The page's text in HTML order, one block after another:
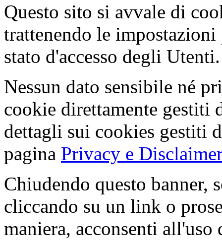
Questo sito si avvale di
trattenendo le
stato d'accesso degli Utenti.
Nessun dato sensibile né
cookie direttamente gestiti
dettagli sui cookies gestiti
pagina Privacy e Disclaimer
Chiudendo questo banner,
cliccando su un link o
maniera, acconsenti all'uso